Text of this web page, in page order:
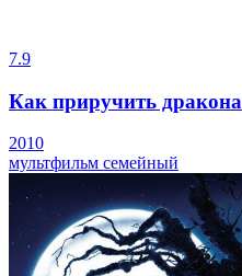
7.9
Как приручить дракона
2010
мультфильм семейный